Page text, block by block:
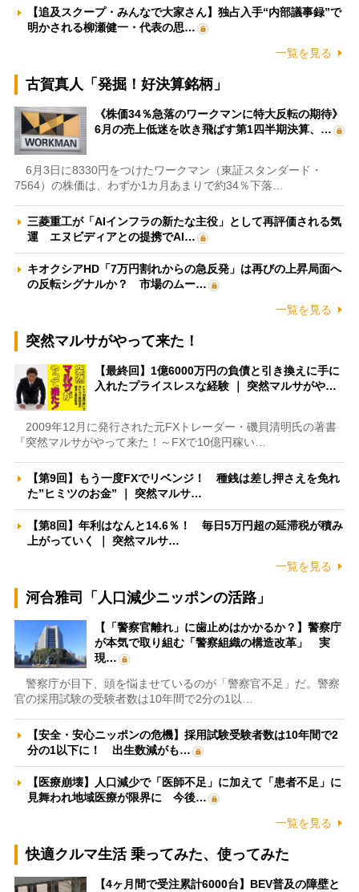
【追及スクープ・みんなで大家さん】独占入手“内部議事録”で
明かされる柳瀬健一・代表の思…
一覧を見る
古賀真人「発掘！好決算銘柄」
《株価34％急落のワークマンに特大反転の期待》
6月の売上低迷を吹き飛ばす第1四半期決算、…
6月3日に8330円をつけたワークマン（東証スタンダード・
7564）の株価は、わずか1カ月あまりで約34％下落…
三菱重工が「AIインフラの新たな主役」として再評価される気
運 エヌビディアとの提携でAI…
キオクシアHD「7万円割れからの急反発」は再びの上昇局面へ
の反転シグナルか？ 市場のムー…
一覧を見る
突然マルサがやって来た！
【最終回】1億6000万円の負債と引き換えに手に
入れたプライスレスな経験 ｜ 突然マルサがや…
2009年12月に発行された元FXトレーダー・磯貝清明氏の著書
『突然マルサがやって来た！～FXで10億円稼い…
【第9回】もう一度FXでリベンジ！ 種銭は差し押さえを免れ
た”ヒミツのお金” ｜ 突然マルサ…
【第8回】年利はなんと14.6％！ 毎日5万円超の延滞税が積み
上がっていく ｜ 突然マルサ…
一覧を見る
河合雅司「人口減少ニッポンの活路」
【「警察官離れ」に歯止めはかかるか？】警察庁
が本気で取り組む「警察組織の構造改革」 実
現…
警察庁が目下、頭を悩ませているのが「警察官不足」だ。警察
官の採用試験の受験者数は10年間で2分の1以…
【安全・安心ニッポンの危機】採用試験受験者数は10年間で2
分の1以下に！ 出生数減がも…
【医療崩壊】人口減少で「医師不足」に加えて「患者不足」に
見舞われ地域医療が限界に 今後…
一覧を見る
快適クルマ生活 乗ってみた、使ってみた
【4ヶ月間で受注累計6000台】BEV普及の障壁と